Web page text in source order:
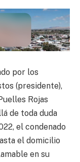
por los
(presidente),
Rojas
de toda duda
el condenado
el domicilio
en su